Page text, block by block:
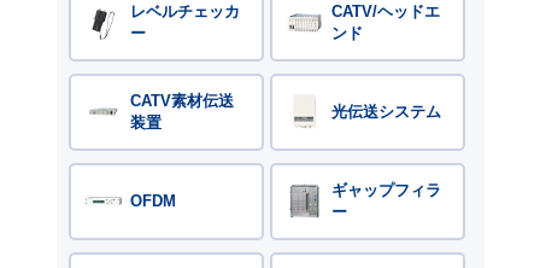
レベルチェッカ
ー
CATV/ヘッドエ
ンド
CATV素材伝送
装置
光伝送システム
OFDM
ギャップフィラ
ー